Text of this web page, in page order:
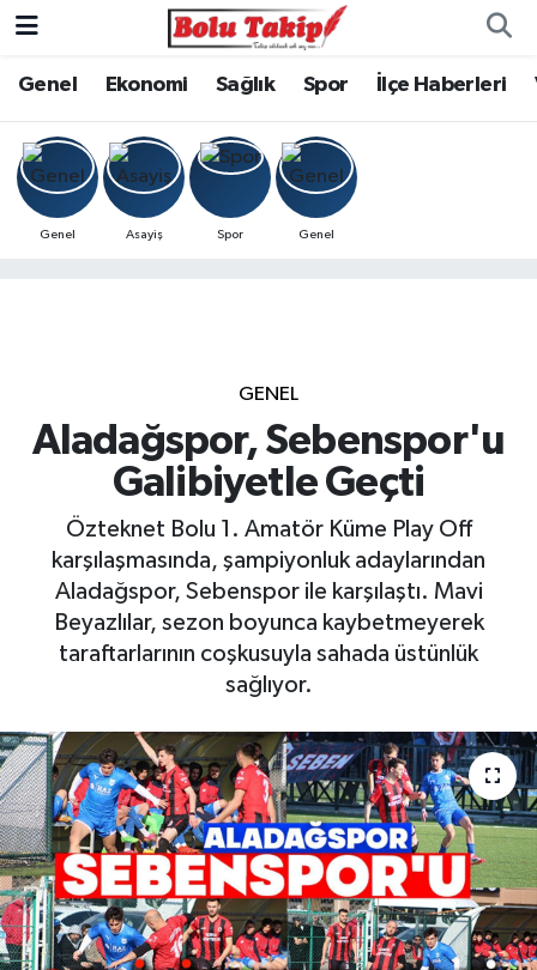
Genel Ekonomi Sağlık Spor İlçe Haberleri
Genel Asayiş Spor Genel
GENEL
Aladağspor, Sebenspor'u
Galibiyetle Geçti
Özteknet Bolu 1. Amatör Küme Play Off
karşılaşmasında, şampiyonluk adaylarından
Aladağspor, Sebenspor ile karşılaştı. Mavi
Beyazlılar, sezon boyunca kaybetmeyerek
taraftarlarının coşkusuyla sahada üstünlük
sağlıyor.